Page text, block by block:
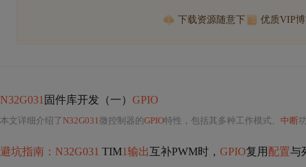
下载资源随意下 优质VIP博
N32G031 固件库开发（一） GPIO
本文详细介绍了N32G031微控制器的GPIO特性，包括其多种工作模式、 中断
避坑指南：N32G031 TIM1输出互补PWM时， GPIO复用 配置与